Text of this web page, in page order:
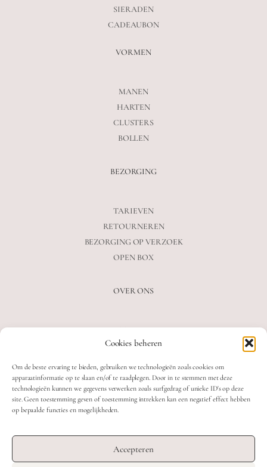
Cookies beheren
Om de beste ervaring te bieden, gebruiken we technologieën zoals cookies om
apparaatinformatie op te slaan en/of te raadplegen. Door in te stemmen met deze
technologieën kunnen we gegevens verwerken zoals surfgedrag of unieke ID's op deze
site. Geen toestemming geven of toestemming intrekken kan een negatief effect hebben
op bepaalde functies en mogelijkheden.
Accepteren
SIERADEN
CADEAUBON
VORMEN
MANEN
HARTEN
CLUSTERS
BOLLEN
BEZORGING
TARIEVEN
RETOURNEREN
BEZORGING OP VERZOEK
OPEN BOX
OVER ONS
VEELGESTELDE VRAGEN
OVER ONS
CONTACT
DESIGN: STUDIO SANNE-LOTTE